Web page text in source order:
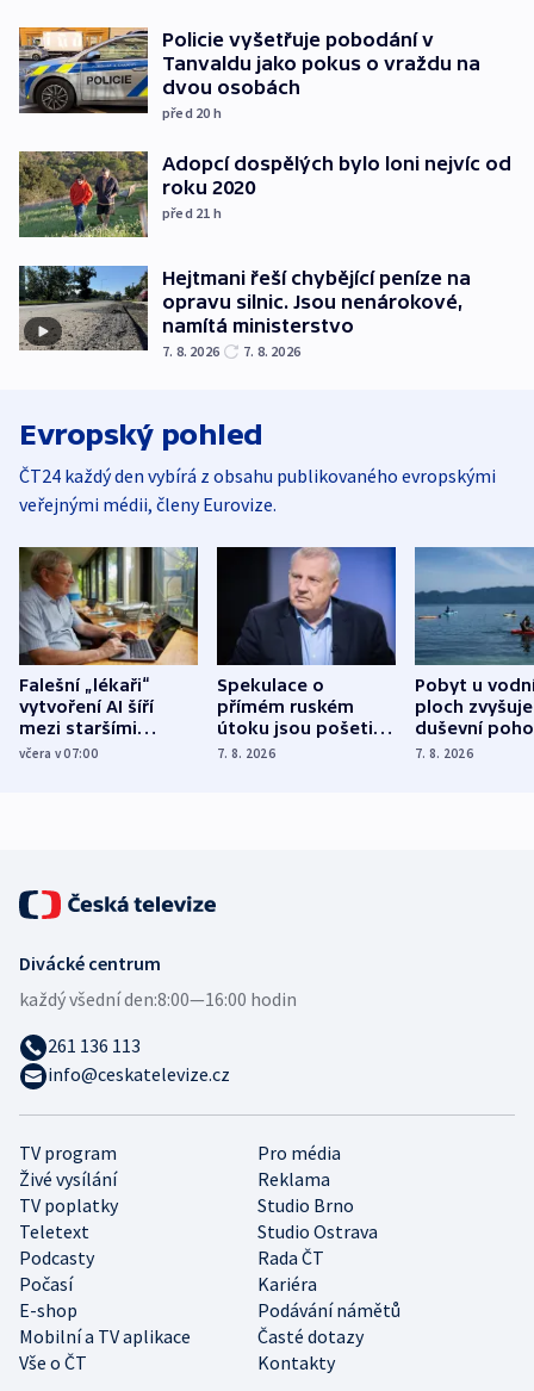
Policie vyšetřuje pobodání v
Tanvaldu jako pokus o vraždu na
dvou osobách
před 20 h
Adopcí dospělých bylo loni nejvíc od
roku 2020
před 21 h
Hejtmani řeší chybějící peníze na
opravu silnic. Jsou nenárokové,
namítá ministerstvo
7. 8. 2026 7. 8. 2026
Evropský pohled
ČT24 každý den vybírá z obsahu publikovaného evropskými
veřejnými médii, členy Eurovize.
Falešní „lékaři“
vytvoření AI šíří
mezi staršími
Poláky nebezpečné
včera v 07:00
Spekulace o
přímém ruském
útoku jsou pošetilé,
míní estonský
7. 8. 2026
Pobyt u
ploch zvyšuje
duševní
ukázala
7. 8. 2026
TV program
Pro média
Živé vysílání
Reklama
TV poplatky
Studio Brno
Teletext
Studio Ostrava
Podcasty
Rada ČT
Počasí
Kariéra
E-shop
Podávání námětů
Mobilní a TV aplikace
Časté dotazy
Vše o ČT
Kontakty
Divácké centrum
každý všední den:8:00—16:00 hodin
261 136 113
info@ceskatelevize.cz